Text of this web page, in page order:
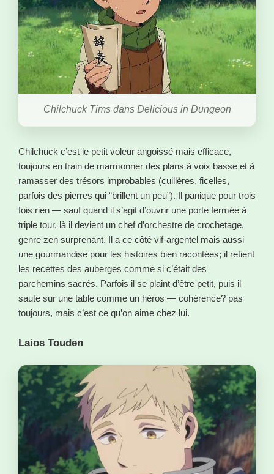
Chilchuck Tims dans Delicious in Dungeon
Chilchuck c’est le petit voleur angoissé mais efficace,
toujours en train de marmonner des plans à voix basse et à
ramasser des trésors improbables (cuillères, ficelles,
parfois des pierres qui “brillent un peu”). Il panique pour trois
fois rien — sauf quand il s’agit d’ouvrir une porte fermée à
triple tour, là il devient un chef d’orchestre de crochetage,
genre zen surprenant. Il a ce côté vif-argentel mais aussi
une gourmandise pour les histoires bien racontées; il retient
les recettes des auberges comme si c’était des
parchemins sacrés. Parfois il se plaint d’être petit, puis il
saute sur une table comme un héros — cohérence? pas
toujours, mais c’est ce qu’on aime chez lui.
Laios Touden